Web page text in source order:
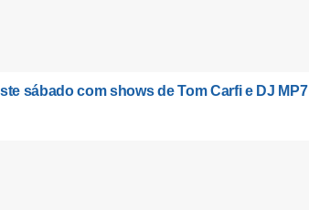
sábado com shows de Tom Carfi e DJ MP7